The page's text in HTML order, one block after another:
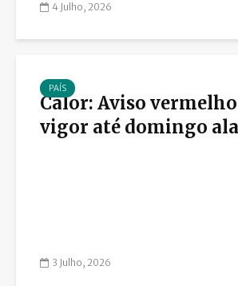
4 Julho, 2026
PAÍS
Calor: Aviso
vigor até domingo
3 Julho, 2026